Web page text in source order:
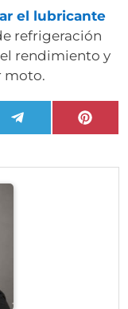
el lubricante
refrigeración
rendimiento y
moto.
Compartir
en
en